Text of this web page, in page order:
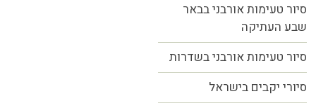
סיור טעימות אורבני בבאר
שבע העתיקה
סיור טעימות אורבני בשדרות
סיורי יקבים בישראל